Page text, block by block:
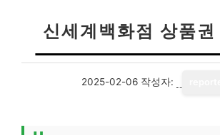
신세계백화점 상품권
2025-02-06 작성자: